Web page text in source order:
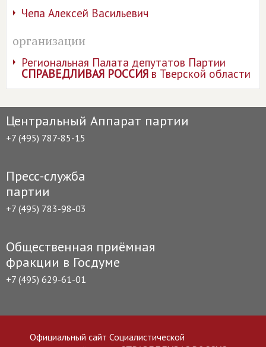
Чепа Алексей Васильевич
организации
Региональная Палата депутатов Партии
СПРАВЕДЛИВАЯ РОССИЯв Тверской области
Центральный Аппарат партии
+7 (495) 787-85-15
Пресс-служба
партии
+7 (495) 783-98-03
Общественная приёмная
фракции в Госдуме
+7 (495) 629-61-01
Официальный сайт Социалистической